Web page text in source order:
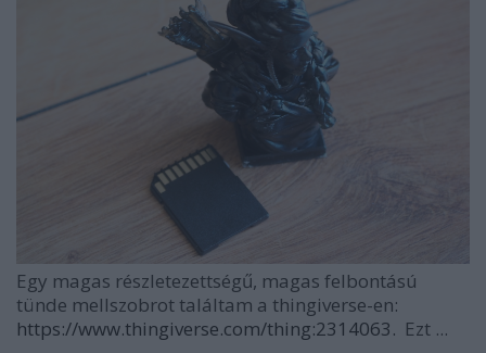
Egy magas részletezettségű, magas felbontású
tünde mellszobrot találtam a thingiverse-en:
https://www.thingiverse.com/thing:2314063. Ezt ...